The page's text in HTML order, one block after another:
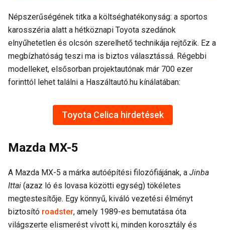
Népszerűségének titka a költséghatékonyság: a sportos
karosszéria alatt a hétköznapi Toyota szedánok
elnyűhetetlen és olcsón szerelhető technikája rejtőzik. Ez a
megbízhatóság teszi ma is biztos választássá. Régebbi
modelleket, elsősorban projektautónak már 700 ezer
forinttól lehet találni a Haszáltautó.hu kínálatában:
Toyota Celica hirdetések
Mazda MX-5
A Mazda MX-5 a márka autóépítési filozófiájának, a Jinba
Ittai (azaz ló és lovasa közötti egység) tökéletes
megtestesítője. Egy könnyű, kiváló vezetési élményt
biztosító roadster, amely 1989-es bemutatása óta
világszerte elismerést vívott ki, minden korosztály és